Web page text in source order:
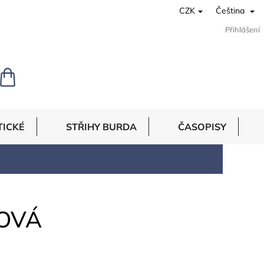
CZK Čeština
Přihlášení
NÁKUPNÍ
KOŠÍK
STŘIHY BURDA ČASOPISY